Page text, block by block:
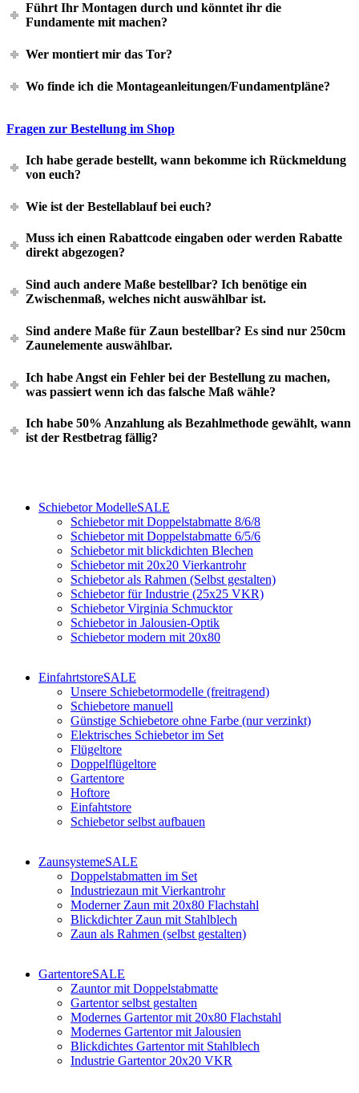
Führt Ihr Montagen durch und könntet ihr die
Fundamente mit machen?
Wer montiert mir das Tor?
Wo finde ich die Montageanleitungen/Fundamentpläne?
Fragen zur Bestellung im Shop
Ich habe gerade bestellt, wann bekomme ich Rückmeldung
von euch?
Wie ist der Bestellablauf bei euch?
Muss ich einen Rabattcode eingaben oder werden Rabatte
direkt abgezogen?
Sind auch andere Maße bestellbar? Ich benötige ein
Zwischenmaß, welches nicht auswählbar ist.
Sind andere Maße für Zaun bestellbar? Es sind nur 250cm
Zaunelemente auswählbar.
Ich habe Angst ein Fehler bei der Bestellung zu machen,
was passiert wenn ich das falsche Maß wähle?
Ich habe 50% Anzahlung als Bezahlmethode gewählt, wann
ist der Restbetrag fällig?
Schiebetor ModelleSALE
Schiebetor mit Doppelstabmatte 8/6/8
Schiebetor mit Doppelstabmatte 6/5/6
Schiebetor mit blickdichten Blechen
Schiebetor mit 20x20 Vierkantrohr
Schiebetor als Rahmen (Selbst gestalten)
Schiebetor für Industrie (25x25 VKR)
Schiebetor Virginia Schmucktor
Schiebetor in Jalousien-Optik
Schiebetor modern mit 20x80
EinfahrtstoreSALE
Unsere Schiebetormodelle (freitragend)
Schiebetore manuell
Günstige Schiebetore ohne Farbe (nur verzinkt)
Elektrisches Schiebetor im Set
Flügeltore
Doppelflügeltore
Gartentore
Hoftore
Einfahtstore
Schiebetor selbst aufbauen
ZaunsystemeSALE
Doppelstabmatten im Set
Industriezaun mit Vierkantrohr
Moderner Zaun mit 20x80 Flachstahl
Blickdichter Zaun mit Stahlblech
Zaun als Rahmen (selbst gestalten)
GartentoreSALE
Zauntor mit Doppelstabmatte
Gartentor selbst gestalten
Modernes Gartentor mit 20x80 Flachstahl
Modernes Gartentor mit Jalousien
Blickdichtes Gartentor mit Stahlblech
Industrie Gartentor 20x20 VKR